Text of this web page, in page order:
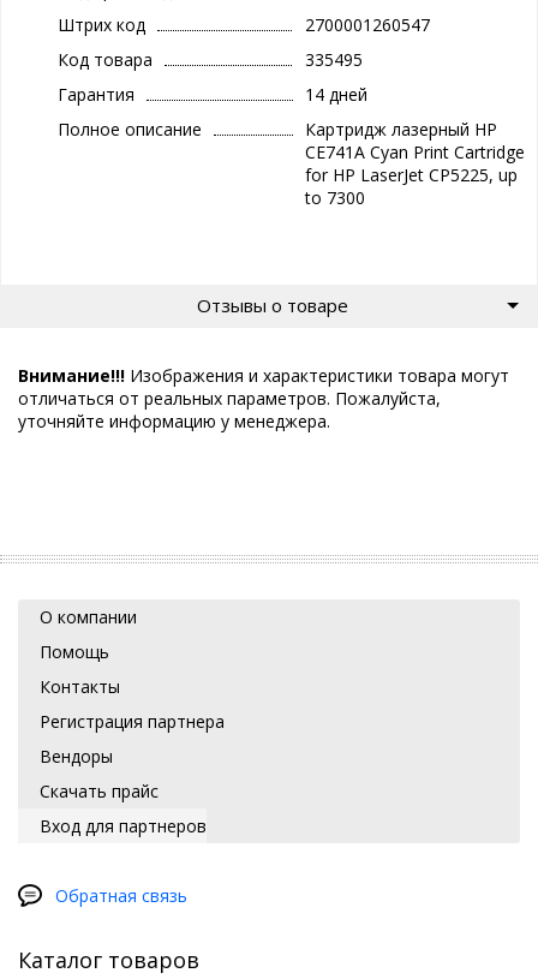
Штрих код
2700001260547
Код товара
335495
Гарантия
14 дней
Полное описание
Картридж лазерный HP
CE741A Cyan Print Cartridge
for HP LaserJet CP5225, up
to 7300
Отзывы о товаре
Внимание!!! Изображения и характеристики товара могут
отличаться от реальных параметров. Пожалуйста,
уточняйте информацию у менеджера.
О компании
Помощь
Контакты
Регистрация партнера
Вендоры
Скачать прайс
Вход для партнеров
Обратная связь
Каталог товаров